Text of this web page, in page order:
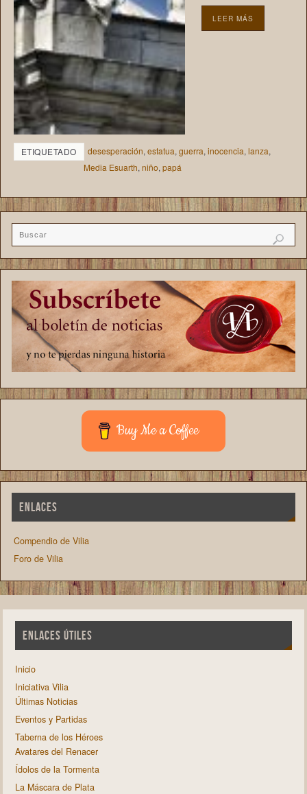
LEER MÁS
ETIQUETADO desesperación, estatua, guerra, inocencia, lanza,
Media Esuarth, niño, papá
Buy Me a Coffee
ENLACES
Compendio de Vilia
Foro de Vilia
ENLACES ÚTILES
Inicio
Iniciativa Vilia
Últimas Noticias
Eventos y Partidas
Taberna de los Héroes
Avatares del Renacer
Ídolos de la Tormenta
La Máscara de Plata